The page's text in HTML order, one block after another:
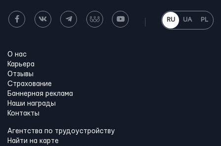
RU UA PL
О нас
Карьера
Отзывы
Страхование
Баннерная реклама
Наши награды
Контакты
Агентства по трудоустройству
Найти на карте